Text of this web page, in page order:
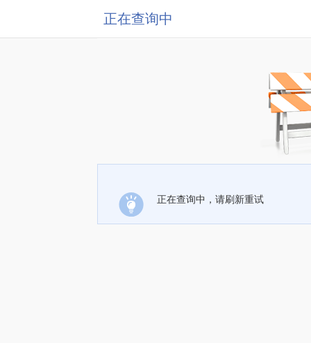
正在查询中
正在查询中，请刷新重试